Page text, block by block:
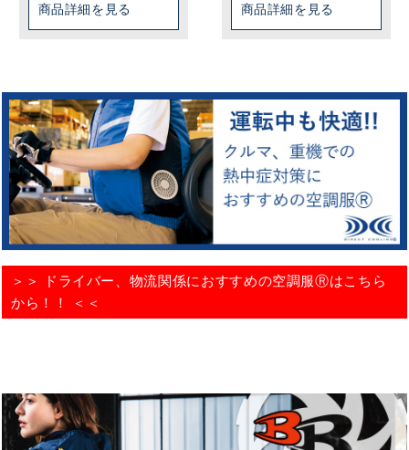
商品詳細を見る 商品詳細を見る
＞＞ ドライバー、物流関係におすすめの空調服Ⓡはこちら
から！！ ＜＜